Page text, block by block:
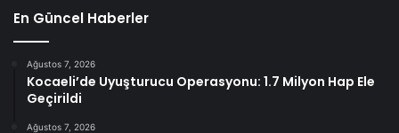
En Güncel Haberler
Ağustos 7, 2026
Kocaeli’de Uyuşturucu Operasyonu: 1.7 Milyon Hap Ele
Geçirildi
Ağustos 7, 2026